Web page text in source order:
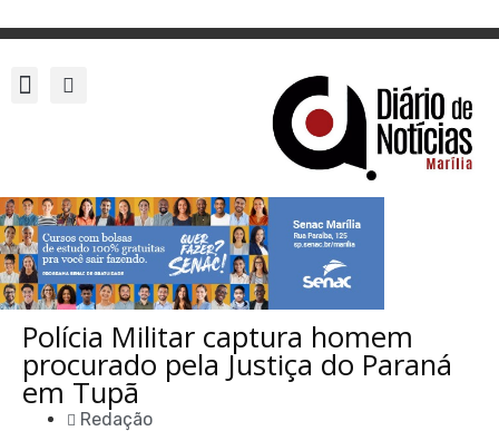
Polícia Militar captura homem
procurado pela Justiça do Paraná
em Tupã
Redação